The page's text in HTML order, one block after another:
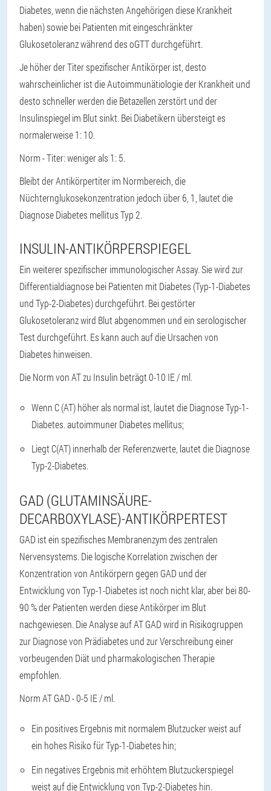
Diabetes, wenn die nächsten Angehörigen diese Krankheit
haben) sowie bei Patienten mit eingeschränkter
Glukosetoleranz während des oGTT durchgeführt.
Je höher der Titer spezifischer Antikörper ist, desto
wahrscheinlicher ist die Autoimmunätiologie der Krankheit und
desto schneller werden die Betazellen zerstört und der
Insulinspiegel im Blut sinkt. Bei Diabetikern übersteigt es
normalerweise 1: 10.
Norm - Titer: weniger als 1: 5.
Bleibt der Antikörpertiter im Normbereich, die
Nüchternglukosekonzentration jedoch über 6, 1, lautet die
Diagnose Diabetes mellitus Typ 2.
INSULIN-ANTIKÖRPERSPIEGEL
Ein weiterer spezifischer immunologischer Assay. Sie wird zur
Differentialdiagnose bei Patienten mit Diabetes (Typ-1-Diabetes
und Typ-2-Diabetes) durchgeführt. Bei gestörter
Glukosetoleranz wird Blut abgenommen und ein serologischer
Test durchgeführt. Es kann auch auf die Ursachen von
Diabetes hinweisen.
Die Norm von AT zu Insulin beträgt 0-10 IE / ml.
Wenn C (AT) höher als normal ist, lautet die Diagnose Typ-1-
Diabetes. autoimmuner Diabetes mellitus;
Liegt C(AT) innerhalb der Referenzwerte, lautet die Diagnose
Typ-2-Diabetes.
GAD (GLUTAMINSÄURE-
DECARBOXYLASE)-ANTIKÖRPERTEST
GAD ist ein spezifisches Membranenzym des zentralen
Nervensystems. Die logische Korrelation zwischen der
Konzentration von Antikörpern gegen GAD und der
Entwicklung von Typ-1-Diabetes ist noch nicht klar, aber bei 80-
90 % der Patienten werden diese Antikörper im Blut
nachgewiesen. Die Analyse auf AT GAD wird in Risikogruppen
zur Diagnose von Prädiabetes und zur Verschreibung einer
vorbeugenden Diät und pharmakologischen Therapie
empfohlen.
Norm AT GAD - 0-5 IE / ml.
Ein positives Ergebnis mit normalem Blutzucker weist auf
ein hohes Risiko für Typ-1-Diabetes hin;
Ein negatives Ergebnis mit erhöhtem Blutzuckerspiegel
weist auf die Entwicklung von Typ-2-Diabetes hin.